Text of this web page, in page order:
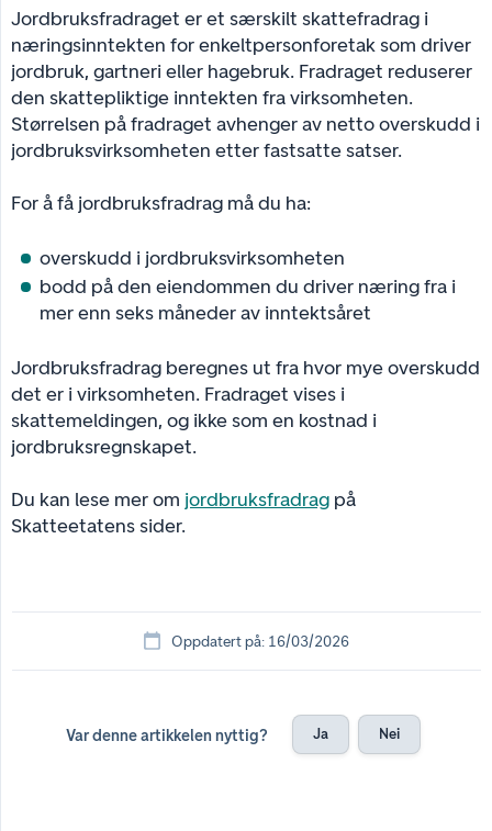
Jordbruksfradraget er et særskilt skattefradrag i
næringsinntekten for enkeltpersonforetak som driver
jordbruk, gartneri eller hagebruk. Fradraget reduserer
den skattepliktige inntekten fra virksomheten.
Størrelsen på fradraget avhenger av netto overskudd i
jordbruksvirksomheten etter fastsatte satser.
For å få jordbruksfradrag må du ha:
overskudd i jordbruksvirksomheten
bodd på den eiendommen du driver næring fra i
mer enn seks måneder av inntektsåret
Jordbruksfradrag beregnes ut fra hvor mye overskudd
det er i virksomheten. Fradraget vises i
skattemeldingen, og ikke som en kostnad i
jordbruksregnskapet.
Du kan lese mer om jordbruksfradrag på
Skatteetatens sider.
Oppdatert på: 16/03/2026
Var denne artikkelen nyttig? Ja Nei